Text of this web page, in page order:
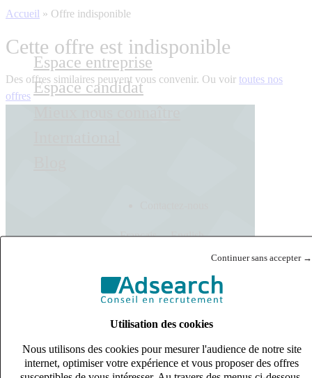
Continuer sans accepter →
Utilisation des cookies
Nous utilisons des cookies pour mesurer l'audience de notre site
internet, optimiser votre expérience et vous proposer des offres
Espace entreprise
Espace candidat
Français English
Accueil » Offre indisponible
Cette offre est indisponible
Des offres similaires peuvent vous convenir. Ou voir toutes nos
offres
s'adapter à vos besoin en recrutement
10 univers